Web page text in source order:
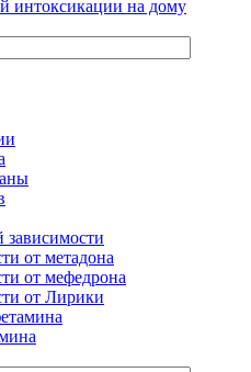
интоксикации на дому
от метадона
от мефедрона
от Лирики